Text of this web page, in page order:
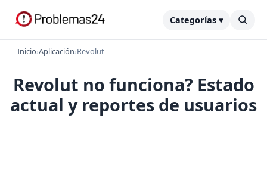
Categorías ▾
Inicio›Aplicación›Revolut
Revolut no funciona? Estado
actual y reportes de usuarios